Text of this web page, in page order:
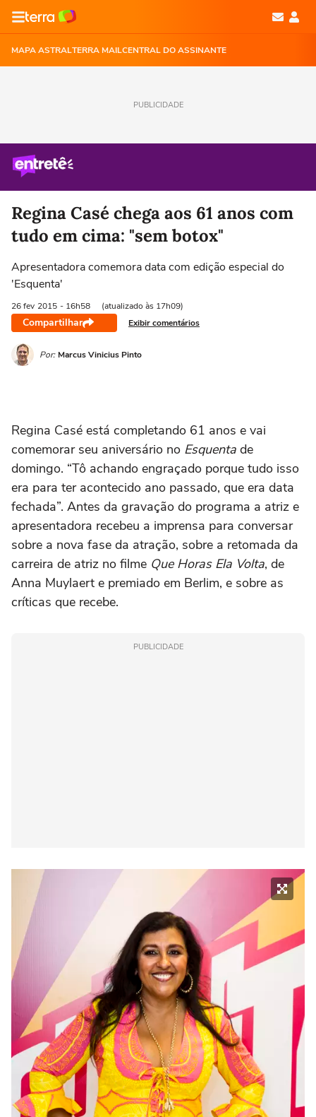
MAPA ASTRALTERRA MAILCENTRAL DO ASSINANTE
PUBLICIDADE
Regina Casé chega aos 61 anos com
tudo em cima: "sem botox"
Apresentadora comemora data com edição especial do
'Esquenta'
26 fev 2015 - 16h58 (atualizado às 17h09)
Compartilhar Exibir comentários
Por: Marcus Vinicius Pinto
Regina Casé está completando 61 anos e vai
comemorar seu aniversário no Esquenta de
domingo. “Tô achando engraçado porque tudo isso
era para ter acontecido ano passado, que era data
fechada”. Antes da gravação do programa a atriz e
apresentadora recebeu a imprensa para conversar
sobre a nova fase da atração, sobre a retomada da
carreira de atriz no filme Que Horas Ela Volta, de
Anna Muylaert e premiado em Berlim, e sobre as
críticas que recebe.
PUBLICIDADE